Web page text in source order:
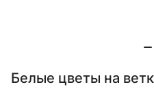
Белые цветы на